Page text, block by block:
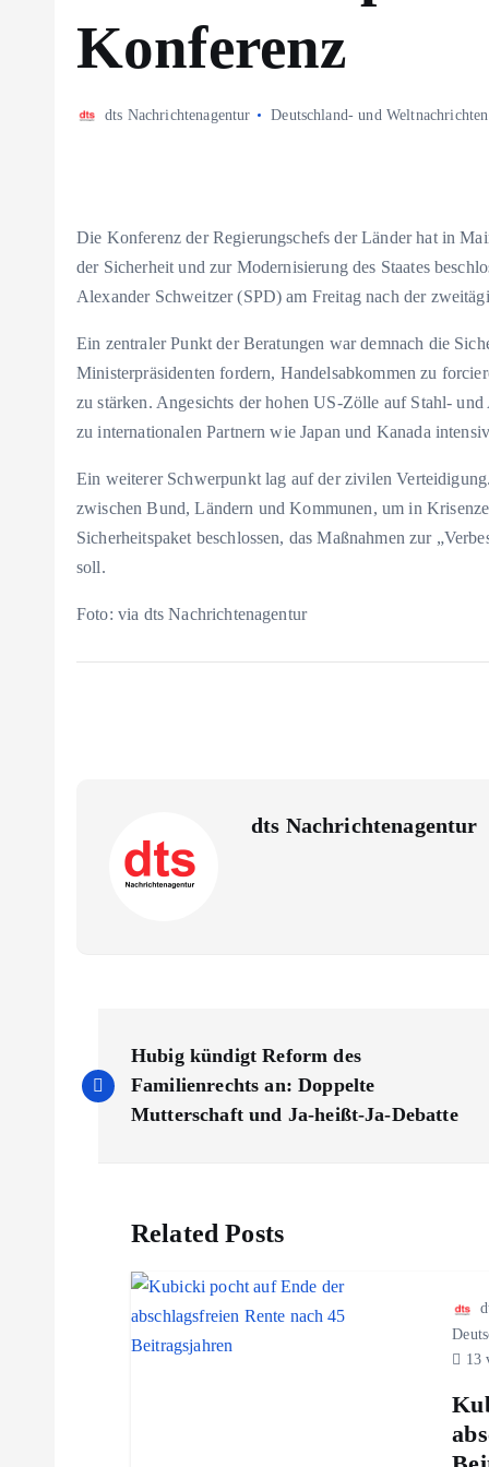
Konferenz
dts Nachrichtenagentur Deutschland- und Weltnachrichten
Die Konferenz der Regierungschefs der Länder hat in
der Sicherheit und zur Modernisierung des Staates
Alexander Schweitzer (SPD) am Freitag nach der
Ein zentraler Punkt der Beratungen war demnach die
Ministerpräsidenten fordern, Handelsabkommen zu
zu stärken. Angesichts der hohen US-Zölle auf Stahl-
zu internationalen Partnern wie Japan und Kanada
Ein weiterer Schwerpunkt lag auf der zivilen
zwischen Bund, Ländern und Kommunen, um in
Sicherheitspaket beschlossen, das Maßnahmen zur
soll.
Foto: via dts Nachrichtenagentur
dts Nachrichtenagentur
e
Hubig kündigt Reform des
Familienrechts an: Doppelte
Mutterschaft und Ja-heißt-Ja-Debatte
Related Posts
13